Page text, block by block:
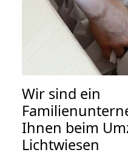
Wir sind ein
Ihnen beim
Lichtwiesen